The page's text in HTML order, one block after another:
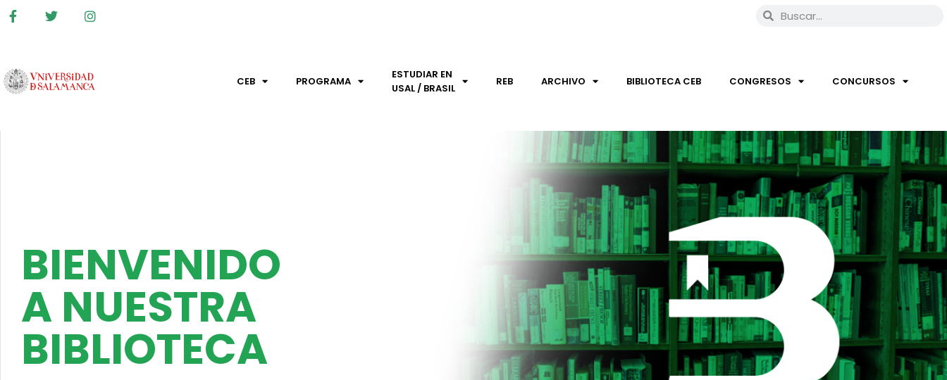
CEB PROGRAMA
ESTUDIAR EN
USAL / BRASIL
REB ARCHIVO BIBLIOTECA CEB CONGRESOS CONCURSOS
BIENVENIDO
A NUESTRA
BIBLIOTECA